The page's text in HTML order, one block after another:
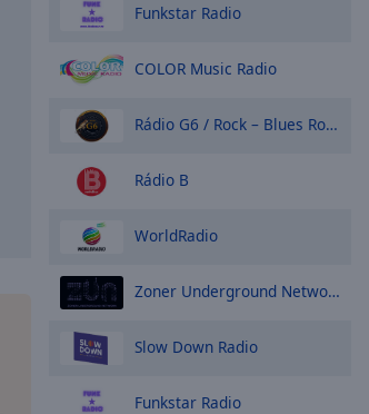
Funkstar Radio
COLOR Music Radio
Rádio G6 / Rock – Blues Rock 70s 80s 90s
Rádio B
WorldRadio
Zoner Underground Network
Slow Down Radio
Funkstar Radio